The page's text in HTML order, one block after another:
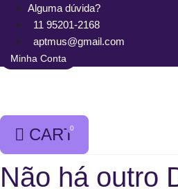
para
conteúdo
Alguma dúvida?
11 95201-2168
aptmus@gmail.com
Minha Conta
0
CART
Não há outro